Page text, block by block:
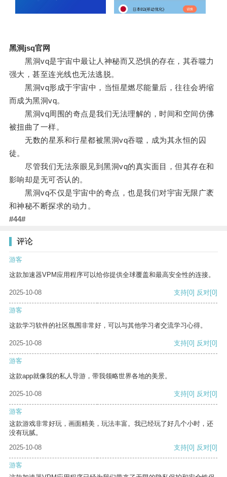
黑洞jsq官网
黑洞vq是宇宙中最让人神秘而又恐惧的存在，其吞噬力
强大，甚至连光线也无法逃脱。
黑洞vq形成于宇宙中，当恒星燃尽能量后，往往会坍缩
而成为黑洞vq。
黑洞vq周围的奇点是我们无法理解的，时间和空间仿佛
被扭曲了一样。
无数的星系和行星都被黑洞vq吞噬，成为其永恒的囚
徒。
尽管我们无法亲眼见到黑洞vq的真实面目，但其存在和
影响却是无可否认的。
黑洞vq不仅是宇宙中的奇点，也是我们对宇宙无限广袤
和神秘不断探求的动力。
#44#
评论
游客
这款加速器VPM应用程序可以给你提供全球覆盖和最高安全性的连接。
2025-10-08 支持[0] 反对[0]
游客
这款学习软件的社区氛围非常好，可以与其他学习者交流学习心得。
2025-10-08 支持[0] 反对[0]
游客
这款app就像我的私人导游，带我领略世界各地的美景。
2025-10-08 支持[0] 反对[0]
游客
这款游戏非常好玩，画面精美，玩法丰富。我已经玩了好几个小时，还
没有玩腻。
2025-10-08
支持[0] 反对[0]
游客